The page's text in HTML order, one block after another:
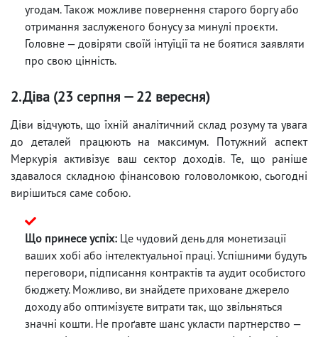
угодам. Також можливе повернення старого боргу або
отримання заслуженого бонусу за минулі проєкти.
Головне — довіряти своїй інтуїції та не боятися заявляти
про свою цінність.
2. Діва (23 серпня — 22 вересня)
Діви відчують, що їхній аналітичний склад розуму та увага
до деталей працюють на максимум. Потужний аспект
Меркурія активізує ваш сектор доходів. Те, що раніше
здавалося складною фінансовою головоломкою, сьогодні
вирішиться саме собою.
Що принесе успіх: Це чудовий день для монетизації
ваших хобі або інтелектуальної праці. Успішними будуть
переговори, підписання контрактів та аудит особистого
бюджету. Можливо, ви знайдете приховане джерело
доходу або оптимізуєте витрати так, що звільняться
значні кошти. Не проґавте шанс укласти партнерство —